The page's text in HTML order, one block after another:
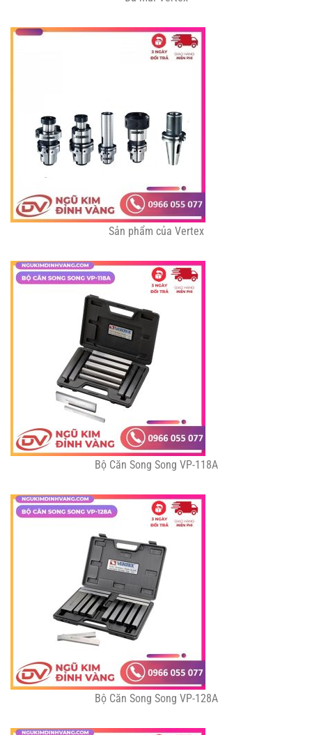
Sản phẩm của Vertex
Bộ Căn Song Song VP-118A
Bộ Căn Song Song VP-128A